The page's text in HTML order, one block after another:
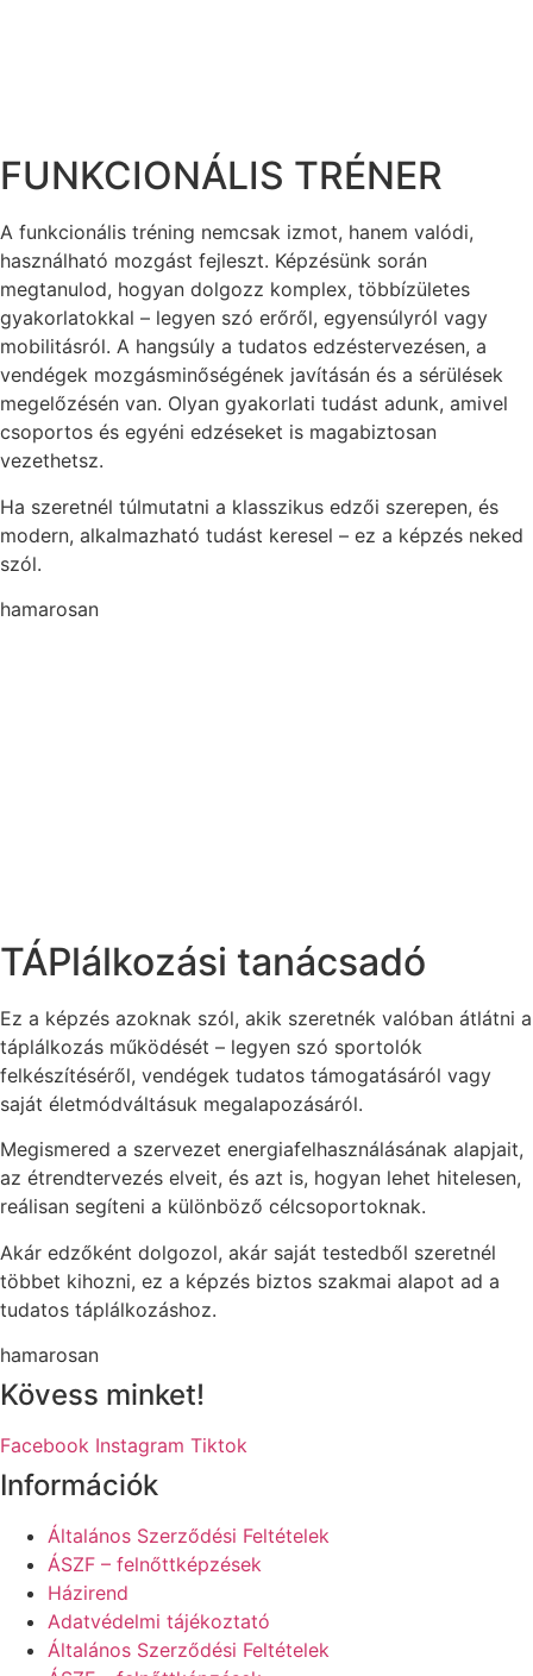
FUNKCIONÁLIS TRÉNER
A funkcionális tréning nemcsak izmot, hanem valódi,
használható mozgást fejleszt. Képzésünk során
megtanulod, hogyan dolgozz komplex, többízületes
gyakorlatokkal – legyen szó erőről, egyensúlyról vagy
mobilitásról. A hangsúly a tudatos edzéstervezésen, a
vendégek mozgásminőségének javításán és a sérülések
megelőzésén van. Olyan gyakorlati tudást adunk, amivel
csoportos és egyéni edzéseket is magabiztosan
vezethetsz.
Ha szeretnél túlmutatni a klasszikus edzői szerepen, és
modern, alkalmazható tudást keresel – ez a képzés neked
szól.
hamarosan
TÁPlálkozási tanácsadó
Ez a képzés azoknak szól, akik szeretnék valóban átlátni a
táplálkozás működését – legyen szó sportolók
felkészítéséről, vendégek tudatos támogatásáról vagy
saját életmódváltásuk megalapozásáról.
Megismered a szervezet energiafelhasználásának alapjait,
az étrendtervezés elveit, és azt is, hogyan lehet hitelesen,
reálisan segíteni a különböző célcsoportoknak.
Akár edzőként dolgozol, akár saját testedből szeretnél
többet kihozni, ez a képzés biztos szakmai alapot ad a
tudatos táplálkozáshoz.
hamarosan
Kövess minket!
Facebook Instagram Tiktok
Információk
Általános Szerződési Feltételek
ÁSZF – felnőttképzések
Házirend
Adatvédelmi tájékoztató
Általános Szerződési Feltételek